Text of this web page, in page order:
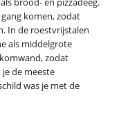
komen, zodat
In de roestvrijstalen
als middelgrote
zodat
de meeste
was je met de